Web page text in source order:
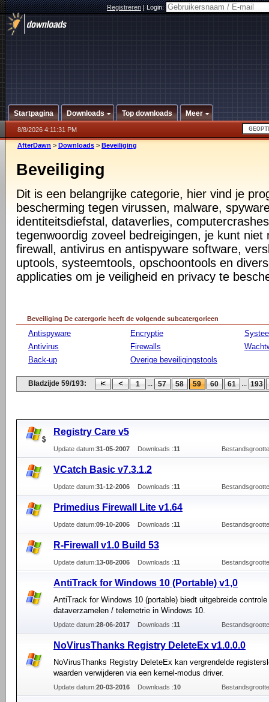
Registreren|Login:
Startpagina Downloads Top downloads Meer
8/8/2026 4:11:31 PM
AfterDawn > Downloads > Beveiliging
Beveiliging
Dit is een belangrijke categorie, hier vind je
bescherming tegen virussen, malware,
identiteitsdiefstal, dataverlies,
tegenwoordig zoveel bedreigingen, je kunt
firewall, antivirus en antispyware software,
uptools, systeemtools, opschoontools en
applicaties om je veiligheid en privacy te
Beveiliging De catergorie heeft de volgende subcatergorieen
Antispyware
Antivirus
Back-up
Encryptie
Firewalls
Overige beveiligingstools
Bladzijde 59/193: 1 ... 57 58 59 60 61 ... 193
Registry Care v5
Update datum:31-05-2007 Downloads :11
VCatch Basic v7.3.1.2
Update datum:31-12-2006 Downloads :11
Primedius Firewall Lite v1.64
Update datum:09-10-2006 Downloads :11
R-Firewall v1.0 Build 53
Update datum:13-08-2006 Downloads :11
AntiTrack for Windows 10 (Portable) v1,0
AntiTrack for Windows 10 (portable) biedt uitgebreide controle
dataverzamelen / telemetrie in Windows 10.
Update datum:28-06-2017 Downloads :11
NoVirusThanks Registry DeleteEx v1.0.0.0
NoVirusThanks Registry DeleteEx kan vergrendelde
waarden verwijderen via een kernel-modus driver.
Update datum:20-03-2016 Downloads :10